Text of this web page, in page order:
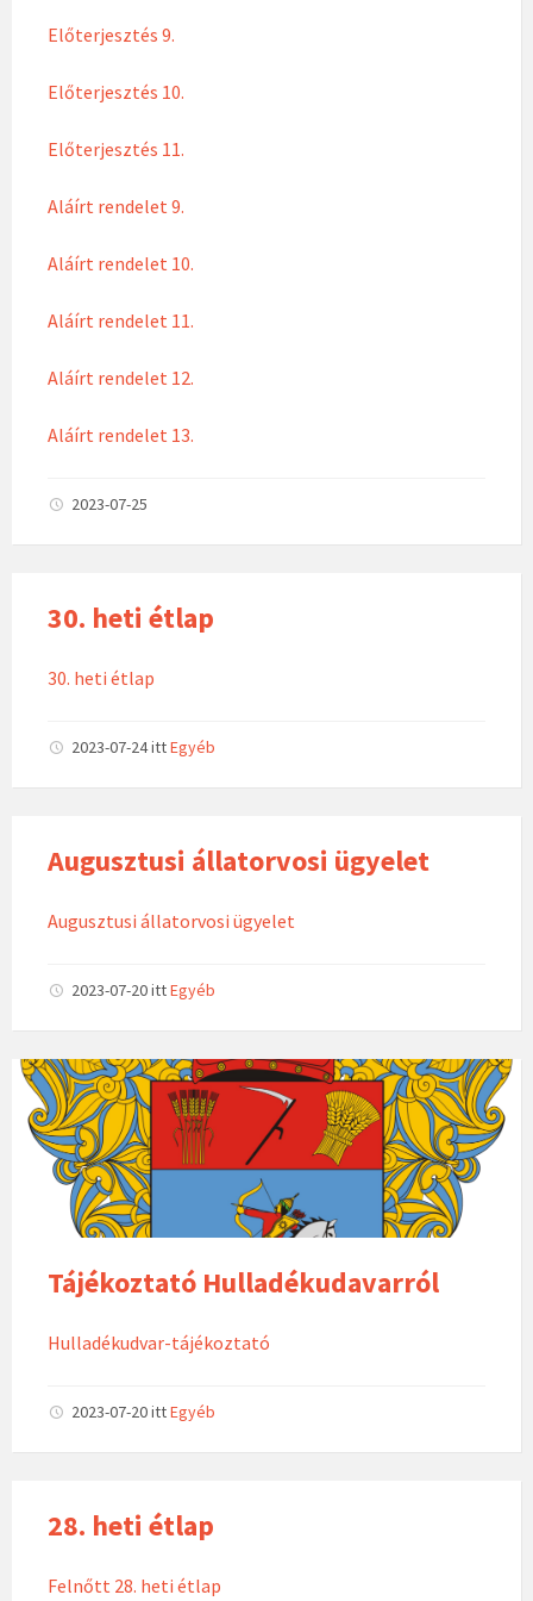
Előterjesztés 9.
Előterjesztés 10.
Előterjesztés 11.
Aláírt rendelet 9.
Aláírt rendelet 10.
Aláírt rendelet 11.
Aláírt rendelet 12.
Aláírt rendelet 13.
2023-07-25
30. heti étlap
30. heti étlap
2023-07-24ittEgyéb
Augusztusi állatorvosi ügyelet
Augusztusi állatorvosi ügyelet
2023-07-20ittEgyéb
Tájékoztató Hulladékudavarról
Hulladékudvar-tájékoztató
2023-07-20ittEgyéb
28. heti étlap
Felnőtt 28. heti étlap